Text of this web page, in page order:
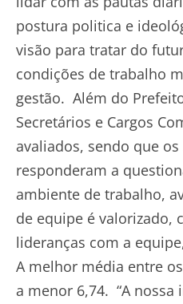
postura politica e
visão para tratar do
condições de trabalho
gestão. Além do
Secretários e Cargos
avaliados, sendo que
responderam a
ambiente de trabalho,
de equipe é valorizado,
lideranças com a
A melhor média entre
a menor 6,74. “A nossa